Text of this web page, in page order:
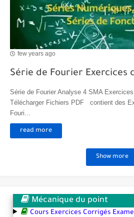
few years ago
Série de Fourier Exercices
Série de Fourier Analyse 4 SMA
Télécharger Fichiers PDF contient des
Fouri...
read more
Show more
Mécanique du point
Cours Exercices Corrigés